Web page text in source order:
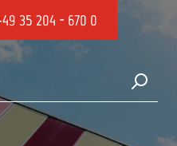
35 204 - 670 0